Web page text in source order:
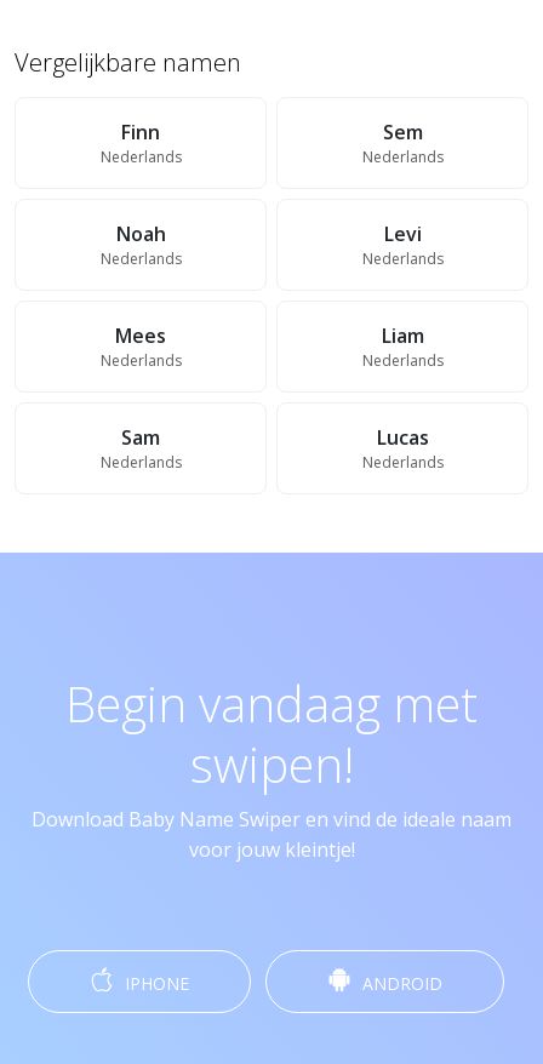
Vergelijkbare namen
Finn
Nederlands
Sem
Nederlands
Noah
Nederlands
Levi
Nederlands
Mees
Nederlands
Liam
Nederlands
Sam
Nederlands
Lucas
Nederlands
Begin vandaag met
swipen!
Download Baby Name Swiper en vind de ideale naam
voor jouw kleintje!
IPHONE ANDROID